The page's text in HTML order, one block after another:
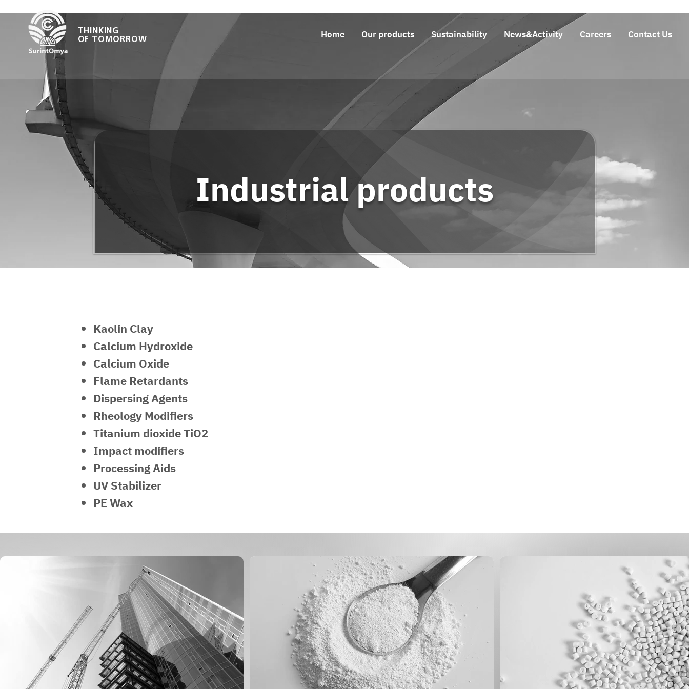
THINKING
OF TOMORROW
Home Our products Sustainability News&Activity Careers Contact Us
Industrial products
Kaolin Clay
Calcium Hydroxide
Calcium Oxide
Flame Retardants
Dispersing Agents
Rheology Modifiers
Titanium dioxide TiO2
Impact modifiers
Processing Aids
UV Stabilizer
PE Wax